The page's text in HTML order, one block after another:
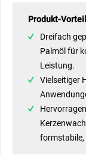
Produkt-
Dreifach
Palmöl für
Leistung.
Vielseitiger
formstabile,